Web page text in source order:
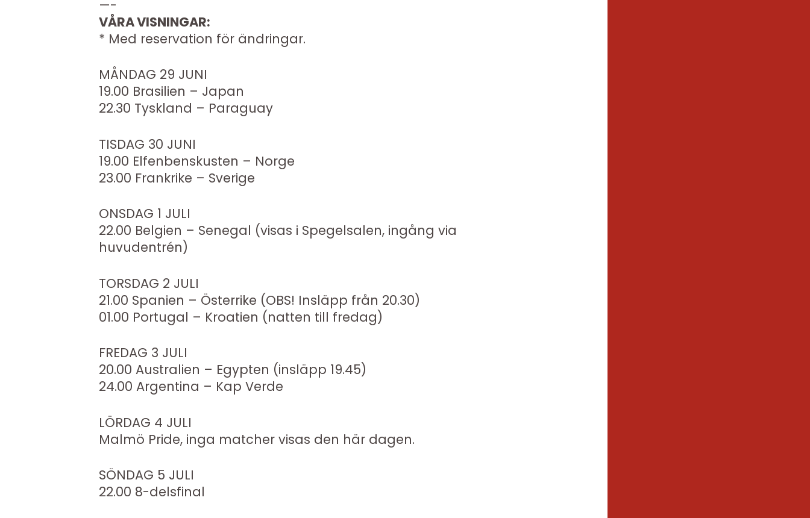
—-
VÅRA VISNINGAR:
* Med reservation för ändringar.
MÅNDAG 29 JUNI
19.00 Brasilien – Japan
22.30 Tyskland – Paraguay
TISDAG 30 JUNI
19.00 Elfenbenskusten – Norge
23.00 Frankrike – Sverige
ONSDAG 1 JULI
22.00 Belgien – Senegal (visas i Spegelsalen, ingång via
huvudentrén)
TORSDAG 2 JULI
21.00 Spanien – Österrike (OBS! Insläpp från 20.30)
01.00 Portugal – Kroatien (natten till fredag)
FREDAG 3 JULI
20.00 Australien – Egypten (insläpp 19.45)
24.00 Argentina – Kap Verde
LÖRDAG 4 JULI
Malmö Pride, inga matcher visas den här dagen.
SÖNDAG 5 JULI
22.00 8-delsfinal